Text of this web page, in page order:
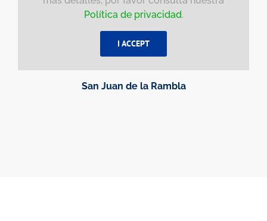
Política de privacidad.
I ACCEPT
San Juan de la Rambla